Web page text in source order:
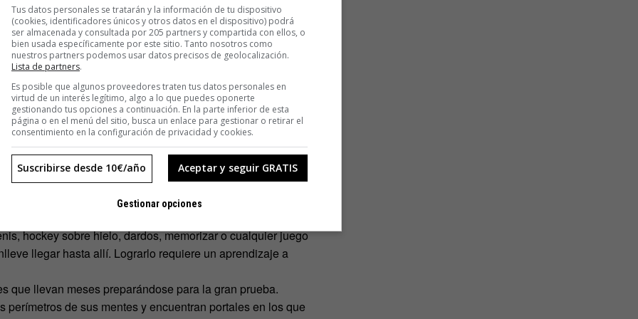
que se desea recordar”, explica la entrada de
memorizar los nombres de tus alumnos. En el salón está
Cuanto más familiar sea el lugar más fácil
esta técnica para memorizar 1040 dígitos ordenados al
en una era en el que contamos con medios para no
Buzan tiene una respuesta preparada. “¿Qué sentido
Pero, por esa regla de tres, ¿qué sentido tiene correr lo
lo único que estás haciendo es moverte en círculos? Ya
dando patadas a una pelota de fútbol de una parte del
hockey sobre hielo, dardos, memorizar o cualquier juego
llegar hasta allí. Lograrlo requiere un aprendizaje a
que llevan meses preparándose para la gran prueba.
de sus mentes y encuentran portales en los que
Tus datos personales se tratarán y la información de tu dispositivo
(cookies, identificadores únicos y otros datos en el dispositivo) podrá
ser almacenada y consultada por 205 partners y compartida con ellos, o
bien usada específicamente por este sitio. Tanto nosotros como
nuestros partners podemos usar datos precisos de geolocalización.
Lista de partners.
Es posible que algunos proveedores traten tus datos personales en
virtud de un interés legítimo, algo a lo que puedes oponerte
gestionando tus opciones a continuación. En la parte inferior de esta
página o en el menú del sitio, busca un enlace para gestionar o retirar el
consentimiento en la configuración de privacidad y cookies.
Aceptar y seguir GRATIS
Suscribirse desde 10€/año
Gestionar opciones